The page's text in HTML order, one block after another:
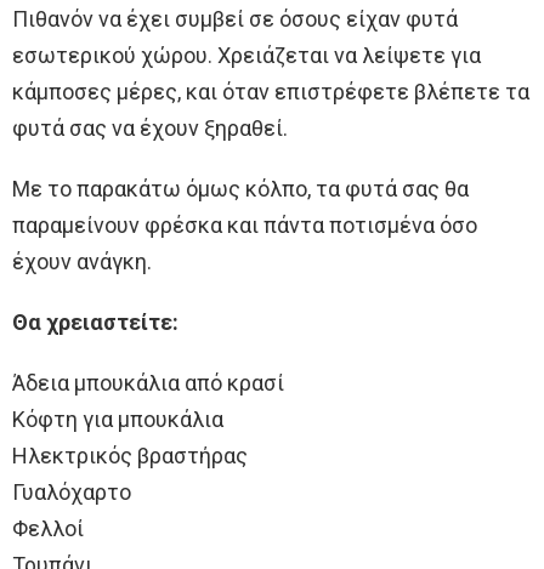
Πιθανόν να έχει συμβεί σε όσους είχαν φυτά
εσωτερικού χώρου. Χρειάζεται να λείψετε για
κάμποσες μέρες, και όταν επιστρέφετε βλέπετε τα
φυτά σας να έχουν ξηραθεί.
Με το παρακάτω όμως κόλπο, τα φυτά σας θα
παραμείνουν φρέσκα και πάντα ποτισμένα όσο
έχουν ανάγκη.
Θα χρειαστείτε:
Άδεια μπουκάλια από κρασί
Κόφτη για μπουκάλια
Ηλεκτρικός βραστήρας
Γυαλόχαρτο
Φελλοί